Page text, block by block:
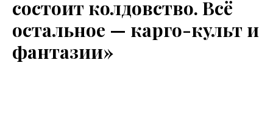
состоит колдовство. Всё
остальное — карго-культ и
фантазии»